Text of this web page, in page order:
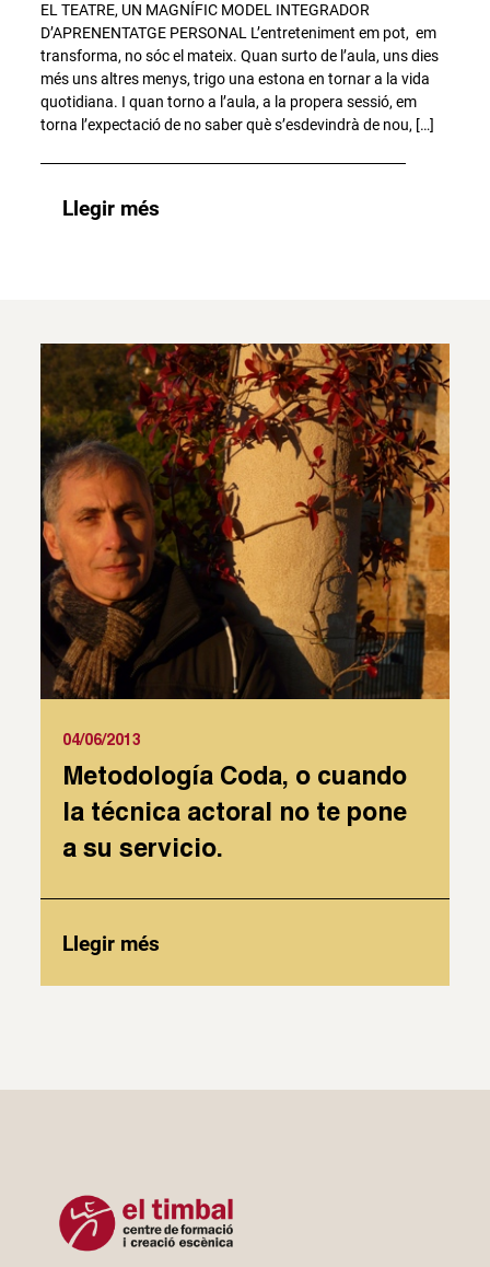
EL TEATRE, UN MAGNÍFIC MODEL INTEGRADOR
D’APRENENTATGE PERSONAL L’entreteniment em pot, em
transforma, no sóc el mateix. Quan surto de l’aula, uns dies
més uns altres menys, trigo una estona en tornar a la vida
quotidiana. I quan torno a l’aula, a la propera sessió, em
torna l’expectació de no saber què s’esdevindrà de nou, […]
Llegir més
04/06/2013
Metodología Coda, o cuando
la técnica actoral no te pone
a su servicio.
Llegir més